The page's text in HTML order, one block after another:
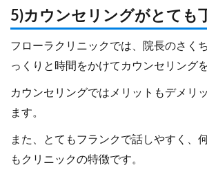
5)カウンセリングがとても
フローラクリニックでは、院長のさく
っくりと時間をかけてカウンセリング
カウンセリングではメリットもデメリ
ます。
また、とてもフランクで話しやすく、
もクリニックの特徴です。